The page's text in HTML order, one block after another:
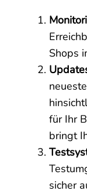
Shops
für Ihr
bringt
sicher